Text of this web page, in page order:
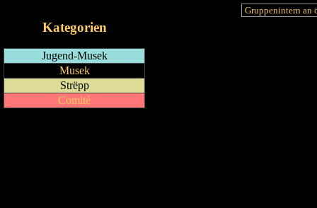
Kategorien
Jugend-Musek
Musek
Strëpp
Comité